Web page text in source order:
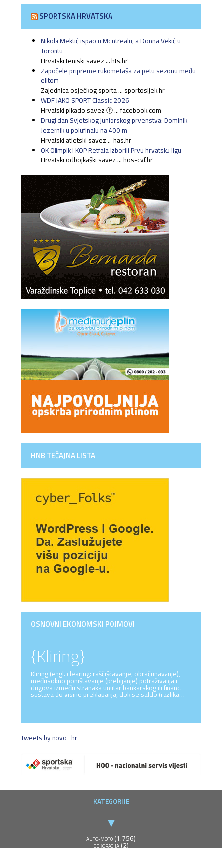
SPORTSKA HRVATSKA
Nikola Mektić ispao u Montrealu, a Donna Vekić u
Torontu
Hrvatski teniski savez ... hts.hr
Započele pripreme rukometaša za petu sezonu među
elitom
Zajednica osječkog sporta ... sportosijek.hr
WDF JAKO SPORT Classic 2026
Hrvatski pikado savez ⓕ ... facebook.com
Drugi dan Svjetskog juniorskog prvenstva: Dominik
Jezernik u polufinalu na 400 m
Hrvatski atletski savez ... has.hr
OK Olimpik i KOP Retfala izborili Prvu hrvatsku ligu
Hrvatski odbojkaški savez ... hos-cvf.hr
HNB TEČAJNA LISTA
OSNOVNI EKONOMSKI POJMOVI
{Kliring}
Kliring (engl. clearing: raščišćavanje, obračunavanje),
međusobno poništavanje (prebijanje) potraživanja i
dugova između stranaka unutar bankarskog ili financ.
sustava do visine preklapanja, dok se saldo (razlika…
Tweets by novo_hr
KATEGORIJE
AUTO-MOTO (1.756)
DEKORACIJA (2)